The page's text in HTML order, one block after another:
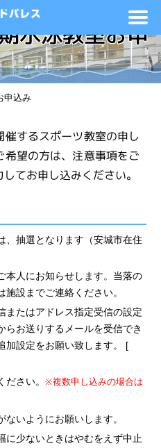
水泳教室お申
申込み
するスポーツ教室の申し
望の方は、注意事項をご
てお申し込みください。
、抽選となります（安城市在住
本人にお知らせします。当落の
設までご連絡ください。
またはアドレス指定受信の設定
らお送りするメールを受信でき
加設定をお願い致します。 [
ださい。※複数申し込みの場合は
いようにお願いします。
に少ないときはやむをえず中止